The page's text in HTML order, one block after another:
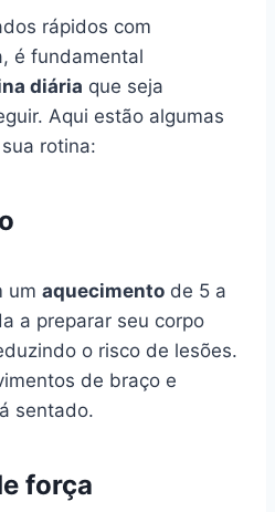
rápidos com
é fundamental
diária que seja
Aqui estão algumas
rotina:
um aquecimento de 5 a
a preparar seu corpo
o risco de lesões.
de braço e
sentado.
força